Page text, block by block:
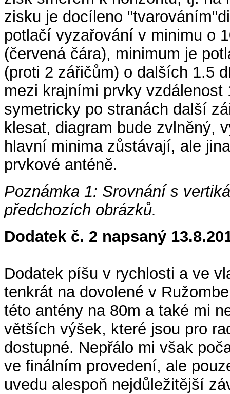
zisku je docíleno
potlačí vyzařování v minimu o
(červená čára), minimum je
(proti 2 zářičům) o dalších 1.5
mezi krajními prvky
symetricky po stranách další
klesat, diagram bude zvlněný,
hlavní minima zůstávají, ale
prvkové anténě.
Poznámka 1: Srovnání s
předchozích obrázků.
Dodatek č. 2 napsaný
Dodatek píšu v rychlosti a ve
tenkrát na dovolené v
této antény na 80m a také mi
větších výšek, které jsou pro
dostupné. Nepřálo mi však
ve finálním provedení, ale
uvedu alespoň nejdůležitější